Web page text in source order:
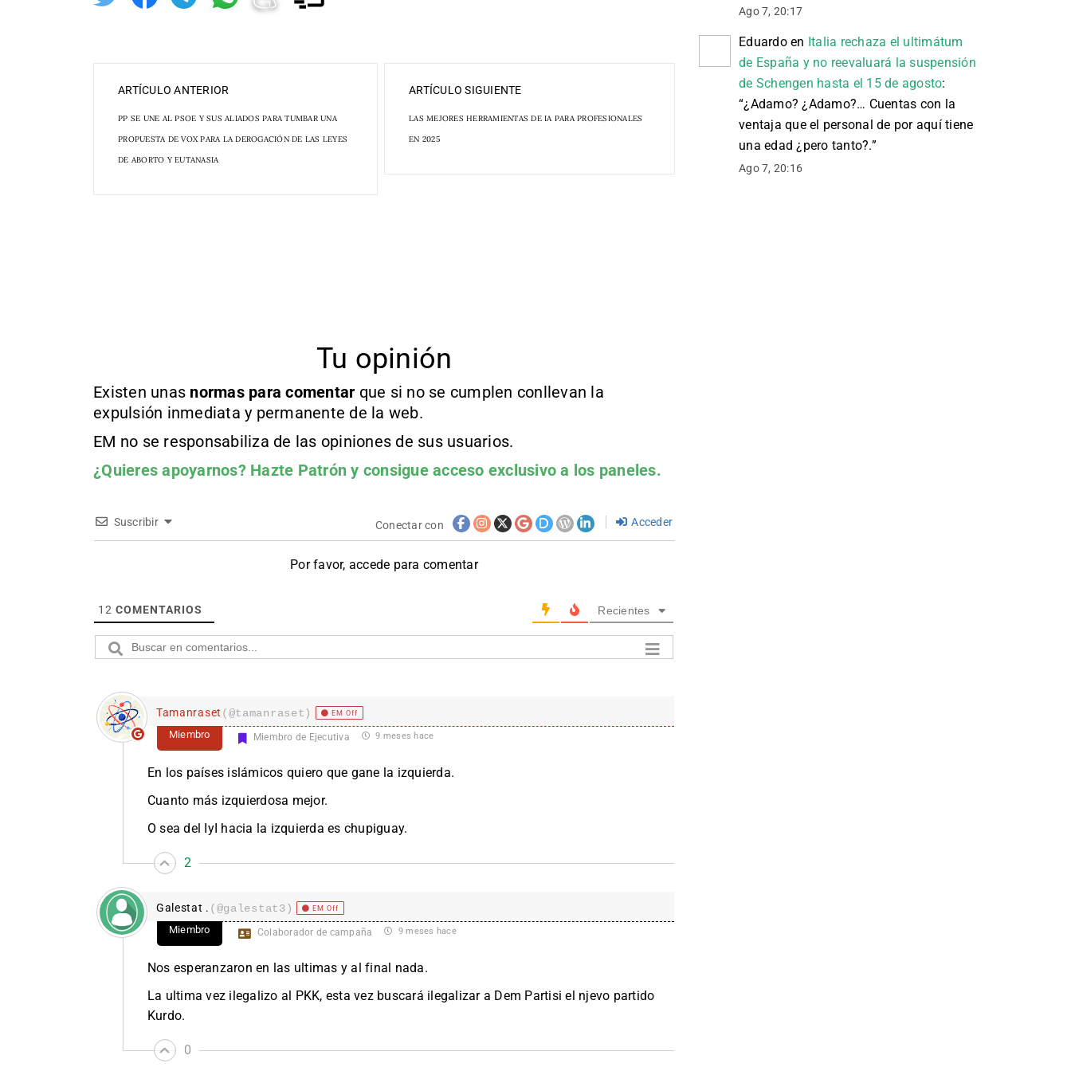
ARTÍCULO ANTERIOR
PP SE UNE AL PSOE Y SUS ALIADOS PARA TUMBAR UNA
PROPUESTA DE VOX PARA LA DEROGACIÓN DE LAS LEYES
DE ABORTO Y EUTANASIA
ARTÍCULO SIGUIENTE
LAS MEJORES HERRAMIENTAS DE IA PARA PROFESIONALES
EN 2025
Tu opinión
Existen unas normas para comentar que si no se cumplen conllevan la
expulsión inmediata y permanente de la web.
EM no se responsabiliza de las opiniones de sus usuarios.
¿Quieres apoyarnos? Hazte Patrón y consigue acceso exclusivo a los paneles.
Suscribir Conectar con Acceder
Por favor, accede para comentar
12 COMENTARIOS Recientes
Tamanraset (@tamanraset) EM Off
Miembro Miembro de Ejecutiva 9 meses hace
En los países islámicos quiero que gane la izquierda.
Cuanto más izquierdosa mejor.
O sea del IyI hacia la izquierda es chupiguay.
2
Galestat . (@galestat3) EM Off
Miembro Colaborador de campaña 9 meses hace
Nos esperanzaron en las ultimas y al final nada.
La ultima vez ilegalizo al PKK, esta vez buscará ilegalizar a Dem Partisi el njevo partido
Kurdo.
0
Ago 7, 20:17
Eduardoen Italia rechaza el ultimátum
de España y no reevaluará la suspensión
de Schengen hasta el 15 de agosto:
“¿Adamo? ¿Adamo?… Cuentas con la
ventaja que el personal de por aquí tiene
una edad ¿pero tanto?.”
Ago 7, 20:16